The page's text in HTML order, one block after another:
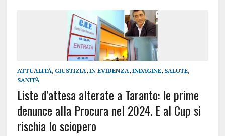
ATTUALITÀ, GIUSTIZIA, IN EVIDENZA, INDAGINE, SALUTE,
SANITÀ
Liste d’attesa alterate a Taranto: le prime
denunce alla Procura nel 2024. E al Cup si
rischia lo sciopero